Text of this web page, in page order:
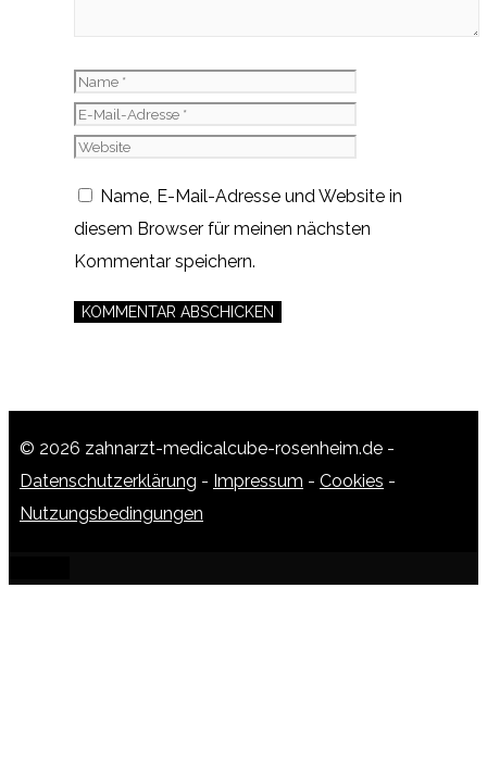
Name
Name, E-Mail-Adresse und Website in
diesem Browser für meinen nächsten
Kommentar speichern.
© 2026 zahnarzt-medicalcube-rosenheim.de -
Datenschutzerklärung - Impressum - Cookies -
Nutzungsbedingungen
SCHLIESSEN